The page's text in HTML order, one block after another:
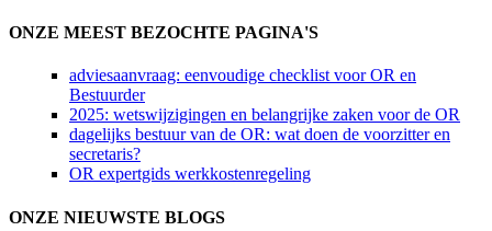
ONZE MEEST BEZOCHTE PAGINA'S
adviesaanvraag: eenvoudige checklist voor OR en
Bestuurder
2025: wetswijzigingen en belangrijke zaken voor de OR
dagelijks bestuur van de OR: wat doen de voorzitter en
secretaris?
OR expertgids werkkostenregeling
ONZE NIEUWSTE BLOGS